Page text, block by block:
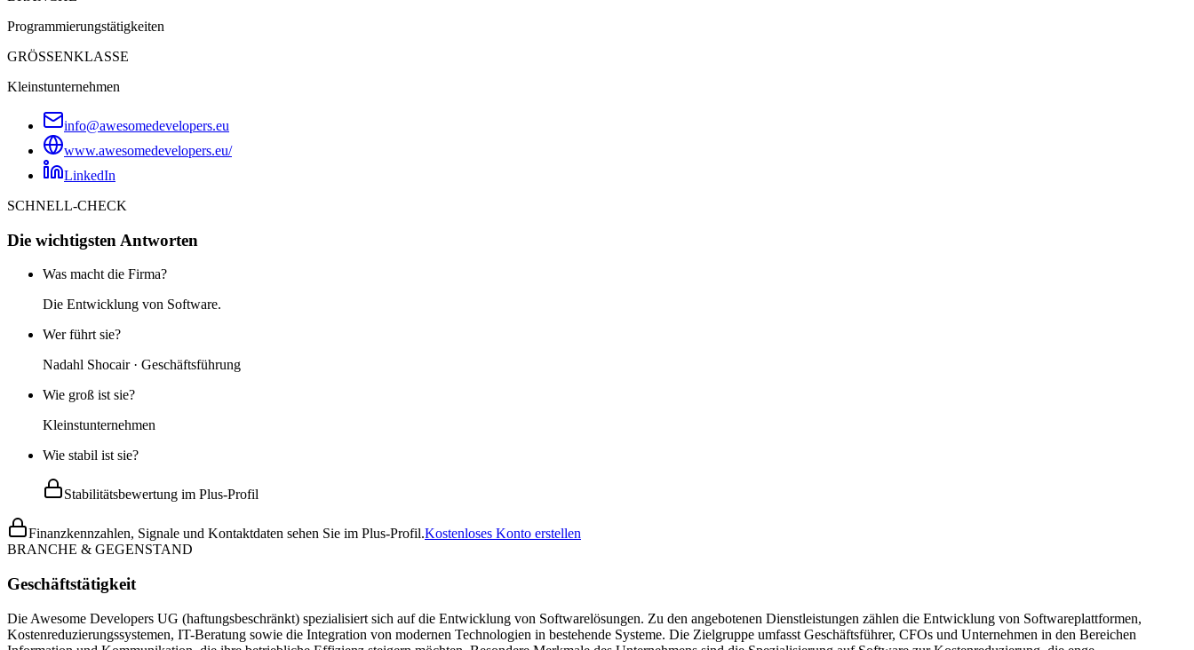
Programmierungstätigkeiten
GRÖSSENKLASSE
Kleinstunternehmen
info@awesomedevelopers.eu
www.awesomedevelopers.eu/
LinkedIn
SCHNELL-CHECK
Die wichtigsten Antworten
Was macht die Firma?
Die Entwicklung von Software.
Wer führt sie?
Nadahl Shocair · Geschäftsführung
Wie groß ist sie?
Kleinstunternehmen
Wie stabil ist sie?
Stabilitätsbewertung im Plus-Profil
Finanzkennzahlen, Signale und Kontaktdaten sehen Sie im Plus-Profil.Kostenloses Konto erstellen
BRANCHE & GEGENSTAND
Geschäftstätigkeit
Die Awesome Developers UG (haftungsbeschränkt) spezialisiert sich auf die Entwicklung von Softwarelösungen. Zu den angebotenen Dienstleistungen zählen die Entwicklung von Softwareplattformen,
Kostenreduzierungssystemen, IT-Beratung sowie die Integration von modernen Technologien in bestehende Systeme. Die Zielgruppe umfasst Geschäftsführer, CFOs und Unternehmen in den Bereichen